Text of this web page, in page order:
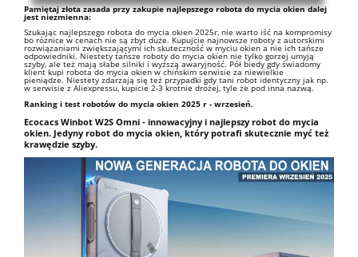
Pamiętaj złota zasada przy zakupie najlepszego robota do mycia okien dalej
jest niezmienna:
Szukając najlepszego robota do mycia okien 2025r, nie warto iść na kompromisy
bo różnice w cenach nie są zbyt duże. Kupujcie najnowsze roboty z autorskimi
rozwiązaniami zwiększającymi ich skuteczność w myciu okien a nie ich tańsze
odpowiedniki. Niestety tańsze roboty do mycia okien nie tylko gorzej umyją
szyby, ale też mają słabe silniki i wyższą awaryjność. Pół biedy gdy świadomy
klient kupi robota do mycia okien w chińskim serwisie za niewielkie
pieniądze. Niestety zdarzają się też przypadki gdy tani robot identyczny jak np.
w serwisie z Aliexpressu, kupicie 2-3 krotnie drożej, tyle że pod inna nazwą.
Ranking i test robotów do mycia okien 2025 r - wrzesień.
Ecocacs Winbot W2S Omni - innowacyjny i najlepszy robot do mycia
okien. Jedyny robot do mycia okien, który potrafi skutecznie myć też
krawędzie szyby.